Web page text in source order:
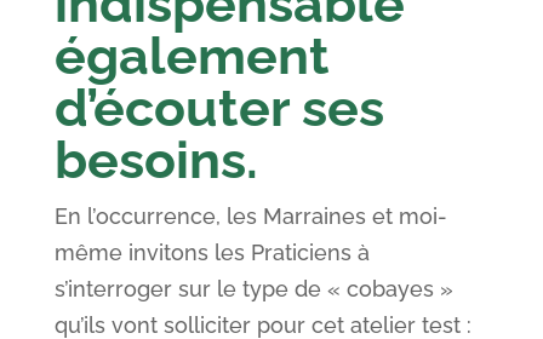
également
d’écouter ses
besoins.
En l’occurrence, les Marraines et moi-
même invitons les Praticiens à
s’interroger sur le type de « cobayes »
qu’ils vont solliciter pour cet atelier test :